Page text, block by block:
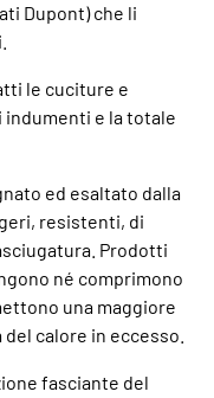
Dupont) che li
le cuciture e
e la totale
ed esaltato dalla
resistenti, di
Prodotti
né comprimono
una maggiore
calore in eccesso.
fasciante del